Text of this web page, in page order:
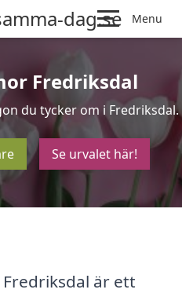
dag.se Menu
Fredriksdal
du tycker om i Fredriksdal.
Se urvalet här!
är ett